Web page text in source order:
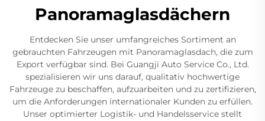
Panoramaglasdächern
Entdecken Sie unser umfangreiches Sortiment an
gebrauchten Fahrzeugen mit Panoramaglasdach, die zum
Export verfügbar sind. Bei Guangji Auto Service Co., Ltd.
spezialisieren wir uns darauf, qualitativ hochwertige
Fahrzeuge zu beschaffen, aufzuarbeiten und zu zertifizieren,
um die Anforderungen internationaler Kunden zu erfüllen.
Unser optimierter Logistik- und Handelsservice stellt